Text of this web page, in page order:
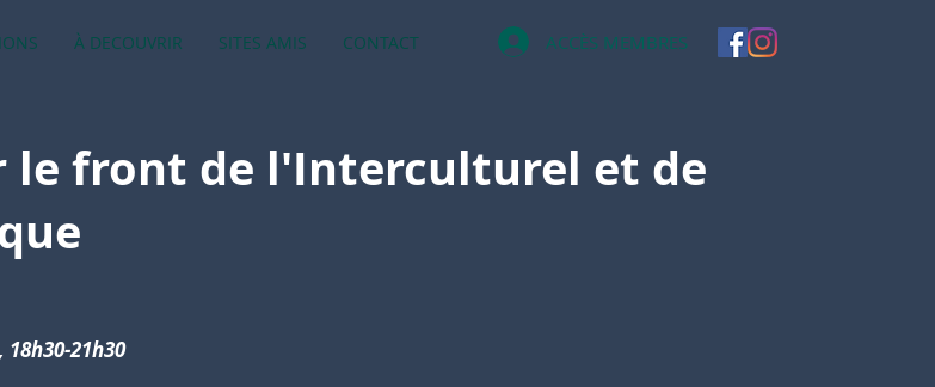
À DECOUVRIR SITES AMIS CONTACT ACCÈS MEMBRES
le front de l'Interculturel et de
18h30-21h30